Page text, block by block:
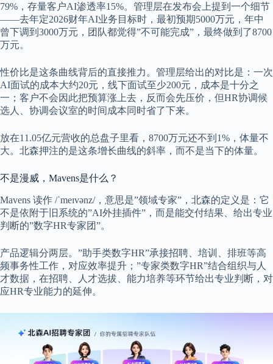
79%，存量客户AI渗透率15%。管理层在发布会上提到一个细节
——去年定2026财年AI业务目标时，最初预期5000万元，年中
曾下调到3000万元，团队都觉得”不可能完成”，最终做到了8700
万元。
性价比是这条曲线背后的直接推力。管理层给出的对比是：一次
AI面试的成本大约20元，线下面试至少200元，成本是十分之
一；客户不会因此把预算涨上去，反而会先压价，但HR协调候
选人、协调会议室的时间成本同时省了下来。
放在11.05亿元营收的总盘子里看，8700万元还不到1%，体量不
大。北森押注的是这条增长曲线的斜率，而不是当下的体量。
不是漫威，Mavens是什么？
Mavens 读作 /ˈmeɪvənz/，意思是”领域专家”，北森的定义是：它
不是依附于旧系统的”AI外挂插件”，而是能交付结果、给出专业
判断的”数字HR专家团”。
产品逻辑分两层。”助手类数字HR”承接招聘、培训、排班等高
频事务性工作，对应效率提升；”专家类数字HR”结合组织与人
才数据，在招聘、人才选拔、能力培养等环节给出专业判断，对
应HR专业能力的延伸。